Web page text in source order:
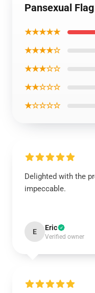
Pansexual
★★★★★
★★★★☆
★★★☆☆
★★☆☆☆
★☆☆☆☆
Delighted with the
impeccable.
E Eric
Verified owner